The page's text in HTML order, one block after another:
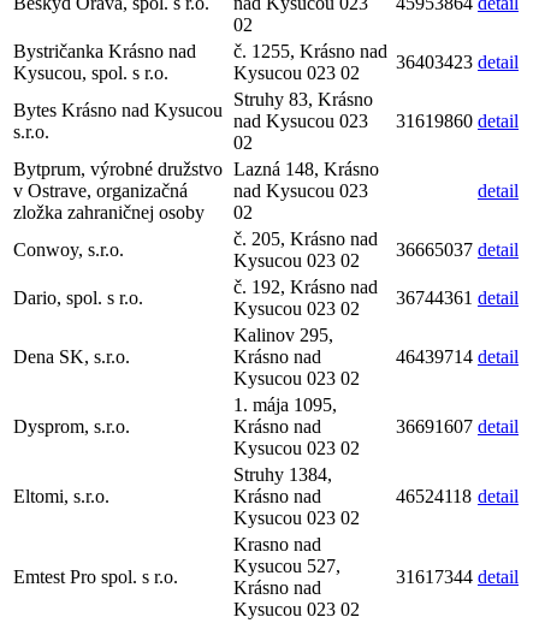
02
Bystričanka Krásno nad
Kysucou, spol. s r.o.
č. 1255, Krásno nad
Kysucou 023 02
36403423 detail
Bytes Krásno nad Kysucou
s.r.o.
Struhy 83, Krásno
nad Kysucou 023
02
31619860 detail
Bytprum, výrobné družstvo
v Ostrave, organizačná
zložka zahraničnej osoby
Lazná 148, Krásno
nad Kysucou 023
02
detail
Conwoy, s.r.o.
č. 205, Krásno nad
Kysucou 023 02
36665037 detail
Dario, spol. s r.o.
č. 192, Krásno nad
Kysucou 023 02
36744361 detail
Dena SK, s.r.o.
Kalinov 295,
Krásno nad
Kysucou 023 02
46439714 detail
Dysprom, s.r.o.
1. mája 1095,
Krásno nad
Kysucou 023 02
36691607 detail
Eltomi, s.r.o.
Struhy 1384,
Krásno nad
Kysucou 023 02
46524118 detail
Emtest Pro spol. s r.o.
Krasno nad
Kysucou 527,
Krásno nad
Kysucou 023 02
31617344 detail